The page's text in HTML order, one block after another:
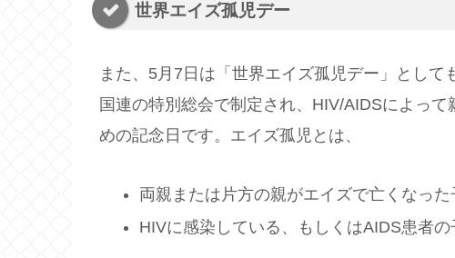
世界エイズ孤児デー
また、5月7日は「世界エイズ孤児デー」とし
国連の特別総会で制定され、HIV/AIDSによっ
めの記念日です。エイズ孤児とは、
両親または片方の親がエイズで亡くなった
HIVに感染している、もしくはAIDS患者の